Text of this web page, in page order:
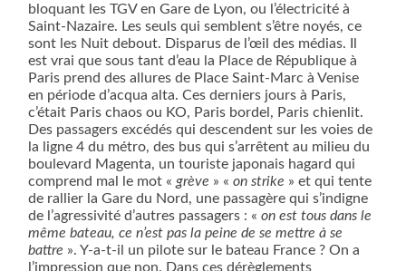
bloquant les TGV en Gare de Lyon, ou l’électricité à
Saint-Nazaire. Les seuls qui semblent s’être noyés, ce
sont les Nuit debout. Disparus de l’œil des médias. Il
est vrai que sous tant d’eau la Place de République à
Paris prend des allures de Place Saint-Marc à Venise
en période d’acqua alta. Ces derniers jours à Paris,
c’était Paris chaos ou KO, Paris bordel, Paris chienlit.
Des passagers excédés qui descendent sur les voies de
la ligne 4 du métro, des bus qui s’arrêtent au milieu du
boulevard Magenta, un touriste japonais hagard qui
comprend mal le mot « grève » «on strike » et qui tente
de rallier la Gare du Nord, une passagère qui s’indigne
de l’agressivité d’autres passagers : «on est tous dans le
même bateau, ce n’est pas la peine de se mettre à se
battre ». Y-a-t-il un pilote sur le bateau France ? On a
l’impression que non. Dans ces dérèglements